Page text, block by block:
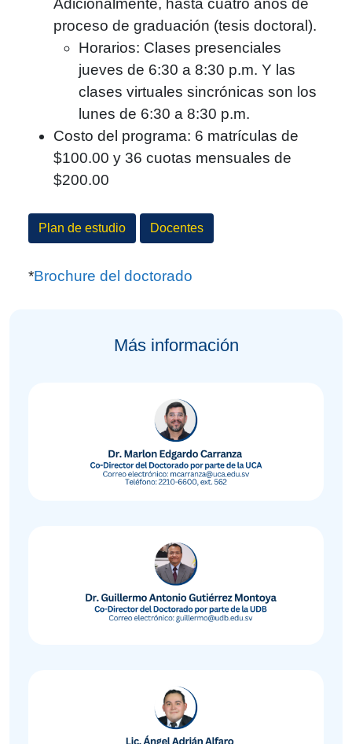
Adicionalmente, hasta cuatro años de
proceso de graduación (tesis doctoral).
Horarios: Clases presenciales
jueves de 6:30 a 8:30 p.m. Y las
clases virtuales sincrónicas son los
lunes de 6:30 a 8:30 p.m.
Costo del programa: 6 matrículas de
$100.00 y 36 cuotas mensuales de
$200.00
Plan de estudio Docentes
*Brochure del doctorado
Más información